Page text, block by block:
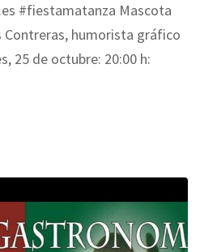
#fiestamatanza Mascota
Contreras, humorista gráfico
25 de octubre: 20:00 h: